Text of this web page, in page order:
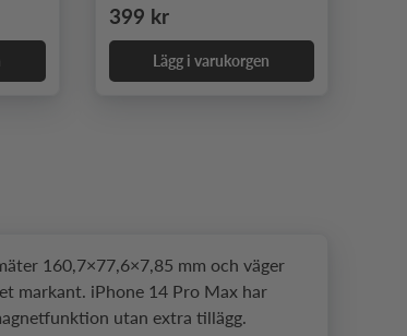
Ordinarie pris
399 kr
Lägg i varukorgen
160,7×77,6×7,85 mm och väger
markant. iPhone 14 Pro Max har
utan extra tillägg.